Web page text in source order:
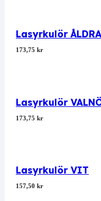
Lasyrkulör
173,75kr
Lasyrkulör
173,75kr
Lasyrkulör VIT
157,50kr